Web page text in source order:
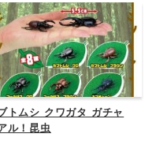
トムシ クワガタ ガチャ
ル！昆虫